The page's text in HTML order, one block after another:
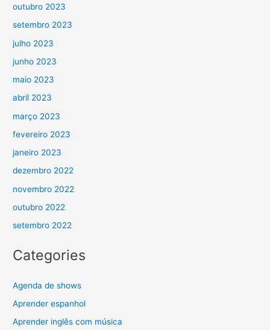
outubro 2023
setembro 2023
julho 2023
junho 2023
maio 2023
abril 2023
março 2023
fevereiro 2023
janeiro 2023
dezembro 2022
novembro 2022
outubro 2022
setembro 2022
Categories
Agenda de shows
Aprender espanhol
Aprender inglês com música